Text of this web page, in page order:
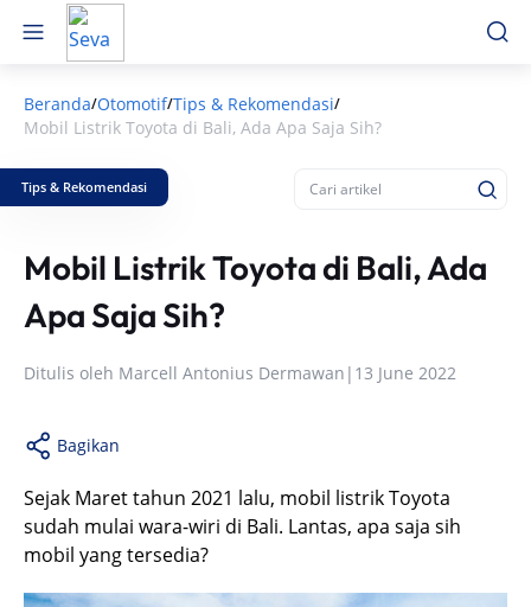
Beranda/Otomotif/Tips & Rekomendasi/
Mobil Listrik Toyota di Bali, Ada Apa Saja Sih?
Tips & Rekomendasi
Mobil Listrik Toyota di Bali, Ada
Apa Saja Sih?
Ditulis oleh Marcell Antonius Dermawan | 13 June 2022
Bagikan
Sejak Maret tahun 2021 lalu, mobil listrik Toyota
sudah mulai wara-wiri di Bali. Lantas, apa saja sih
mobil yang tersedia?